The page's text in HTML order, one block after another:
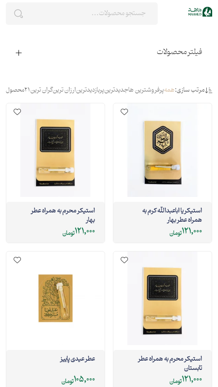
فیلتر محصولات
مرتب سازی:همهپرفروشترین هاجدیدترینپربازدیدترینارزان ترینگران ترین21محصول
استیکر یا اباعبدالله کرم به
همراه عطر بهار
121,000تومان
استیکر محرم به همراه عطر
بهار
121,000تومان
استیکر محرم به همراه عطر
تابستان
121,000تومان
عطر عیدی پاییز
105,000تومان